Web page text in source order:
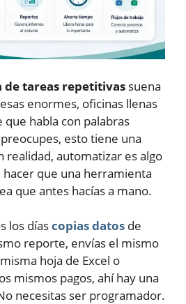
tareas repetitivas suena
enormes, oficinas llenas
que habla con palabras
esto tiene una
realidad, automatizar es algo
que una herramienta
que antes hacías a mano.
los díascopias datos de
reporte, envías el mismo
hoja de Excel o
mismos pagos, ahí hay una
necesitas ser programador.